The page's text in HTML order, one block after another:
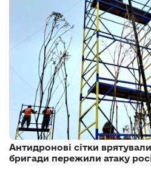
Антидронові сітки
бригади пережили атаку